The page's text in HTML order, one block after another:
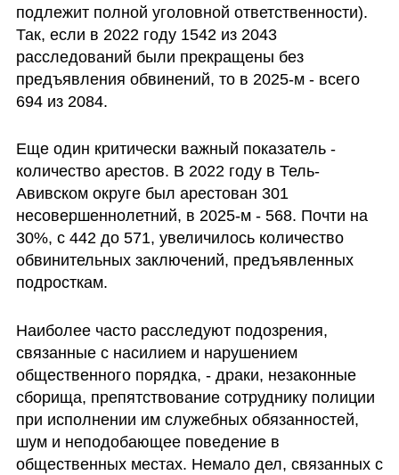
подлежит полной уголовной ответственности).
Так, если в 2022 году 1542 из 2043
расследований были прекращены без
предъявления обвинений, то в 2025-м - всего
694 из 2084.
Еще один критически важный показатель -
количество арестов. В 2022 году в Тель-
Авивском округе был арестован 301
несовершеннолетний, в 2025-м - 568. Почти на
30%, с 442 до 571, увеличилось количество
обвинительных заключений, предъявленных
подросткам.
Наиболее часто расследуют подозрения,
связанные с насилием и нарушением
общественного порядка, - драки, незаконные
сборища, препятствование сотруднику полиции
при исполнении им служебных обязанностей,
шум и неподобающее поведение в
общественных местах. Немало дел, связанных с